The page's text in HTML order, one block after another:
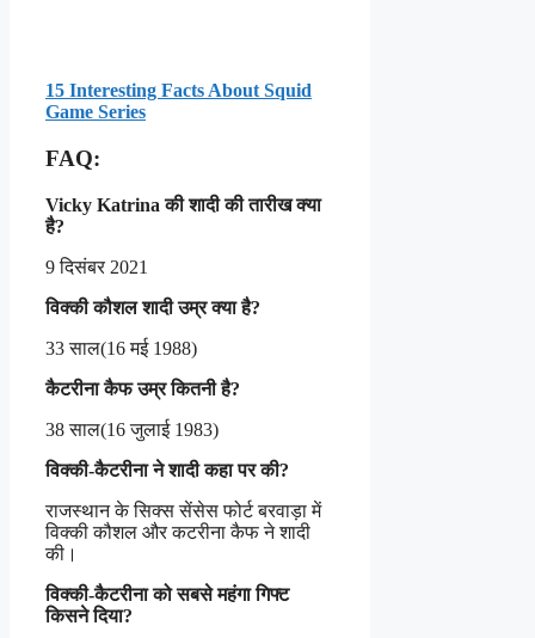
15 Interesting Facts About Squid
Game Series
FAQ:
Vicky Katrina की शादी की तारीख क्या
है?
9 दिसंबर 2021
विक्की कौशल शादी उम्र क्या है?
33 साल(16 मई 1988)
कैटरीना कैफ उम्र कितनी है?
38 साल(16 जुलाई 1983)
विक्की-कैटरीना ने शादी कहा पर की?
राजस्थान के सिक्स सेंसेस फोर्ट बरवाड़ा में
विक्की कौशल और कटरीना कैफ ने शादी
की।
विक्की-कैटरीना को सबसे महंगा गिफ्ट
किसने दिया?